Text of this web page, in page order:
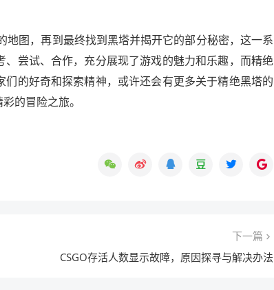
图，再到最终找到黑塔并揭开它的部分秘密，这一系
尝试、合作，充分展现了游戏的魅力和乐趣，而精绝
的好奇和探索精神，或许还会有更多关于精绝黑塔的
的冒险之旅。
下一篇
CSGO存活人数显示故障，原因探寻与解决办法